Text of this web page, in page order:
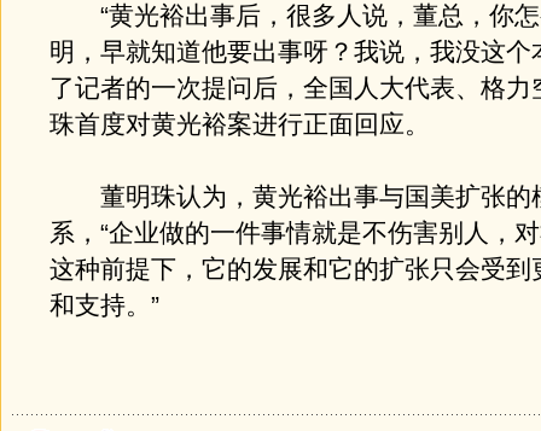
“黄光裕出事后，很多人说，董总，你怎
明，早就知道他要出事呀？我说，我没这个
了记者的一次提问后，全国人大代表、格力
珠首度对黄光裕案进行正面回应。
董明珠认为，黄光裕出事与国美扩张的
系，“企业做的一件事情就是不伤害别人，
这种前提下，它的发展和它的扩张只会受到
和支持。”